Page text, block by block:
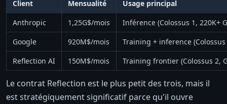
Client Mensualité
Usage principal
Anthropic
1,25G$/mois
Inférence (Colossus 1, 220K+
Google
920M$/mois
Training + inference (Colossus
Reflection AI
150M$/mois Training frontier (Colossus 2,
Le contrat Reflection est le plus petit des trois, mais il
est stratégiquement significatif parce qu'il ouvre